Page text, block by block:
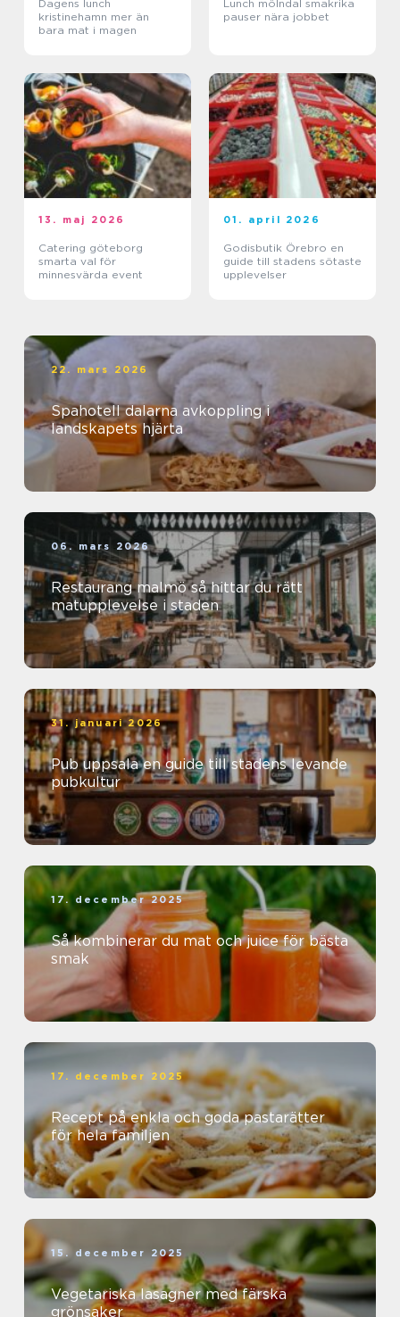
Dagens lunch
kristinehamn mer än
bara mat i magen
Lunch mölndal smakrika
pauser nära jobbet
13. maj 2026
Catering göteborg
smarta val för
minnesvärda event
01. april 2026
Godisbutik Örebro en
guide till stadens sötaste
upplevelser
22. mars 2026
Spahotell dalarna avkoppling i
landskapets hjärta
06. mars 2026
Restaurang malmö så hittar du rätt
matupplevelse i staden
31. januari 2026
Pub uppsala en guide till stadens levande
pubkultur
17. december 2025
Så kombinerar du mat och juice för bästa
smak
17. december 2025
Recept på enkla och goda pastarätter
för hela familjen
15. december 2025
Vegetariska lasagner med färska
grönsaker